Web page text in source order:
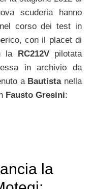
scuderia hanno
corso dei test in
con il placet di
la RC212Vpilotata
in archivio da
a Bautistanella
Fausto Gresini:
la